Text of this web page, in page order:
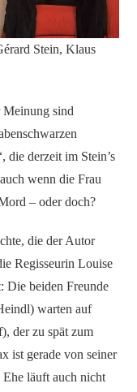
Stein, Klaus
Meinung sind
die derzeit im Stein’s
wenn die Frau
– oder doch?
die der Autor
Regisseurin Louise
Die beiden Freunde
warten auf
der zu spät zum
ist gerade von seiner
läuft auch nicht